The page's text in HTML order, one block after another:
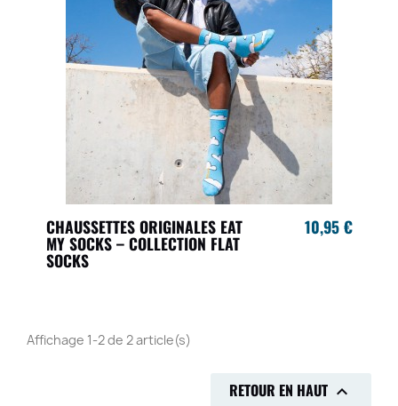
CHAUSSETTES ORIGINALES EAT
MY SOCKS – COLLECTION FLAT
SOCKS
10,95 €
Affichage 1-2 de 2 article(s)
RETOUR EN HAUT 